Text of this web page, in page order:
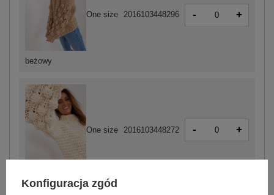
beżowy
One size 2016103448296 - +
One size 2016103448272 - +
Konfiguracja zgód